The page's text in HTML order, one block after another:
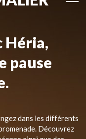
Héria,
pause
dans les différents
Découvrez